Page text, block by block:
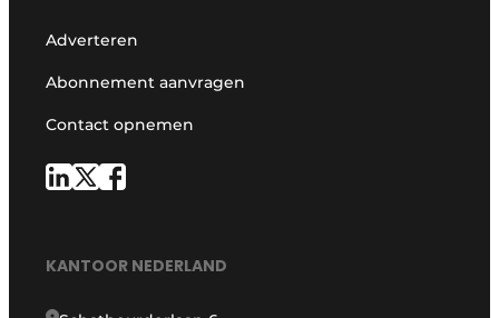
Adverteren
Abonnement aanvragen
Contact opnemen
KANTOOR NEDERLAND